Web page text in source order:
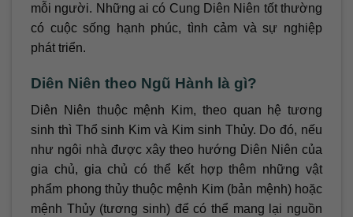
mỗi người. Những ai có Cung Diên Niên tốt thường
có cuộc sống hạnh phúc, tình cảm và sự nghiệp
phát triển.
Diên Niên theo Ngũ Hành là gì?
Diên Niên thuộc mệnh Kim, theo quan hệ tương
sinh thì Thổ sinh Kim và Kim sinh Thủy. Do đó, nếu
như ngôi nhà được xây theo hướng Diên Niên của
gia chủ, gia chủ có thể kết hợp thêm những vật
phẩm phong thủy thuộc mệnh Kim (bản mệnh) hoặc
mệnh Thủy (tương sinh) để có thể mang lại nguồn